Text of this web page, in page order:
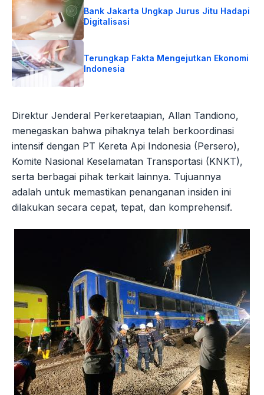
Bank Jakarta Ungkap Jurus Jitu Hadapi
Digitalisasi
Terungkap Fakta Mengejutkan Ekonomi
Indonesia
Direktur Jenderal Perkeretaapian, Allan Tandiono,
menegaskan bahwa pihaknya telah berkoordinasi
intensif dengan PT Kereta Api Indonesia (Persero),
Komite Nasional Keselamatan Transportasi (KNKT),
serta berbagai pihak terkait lainnya. Tujuannya
adalah untuk memastikan penanganan insiden ini
dilakukan secara cepat, tepat, dan komprehensif.